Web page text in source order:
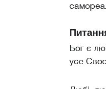
Бог є
усе